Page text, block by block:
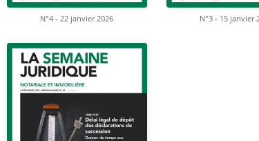
N°4 - 22 janvier 2026 N°3 - 15 janvier